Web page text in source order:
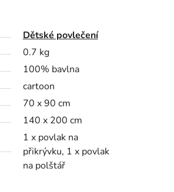
Dětské povlečení
0.7 kg
100% bavlna
cartoon
70 x 90 cm
140 x 200 cm
1 x povlak na
přikrývku, 1 x povlak
na polštář